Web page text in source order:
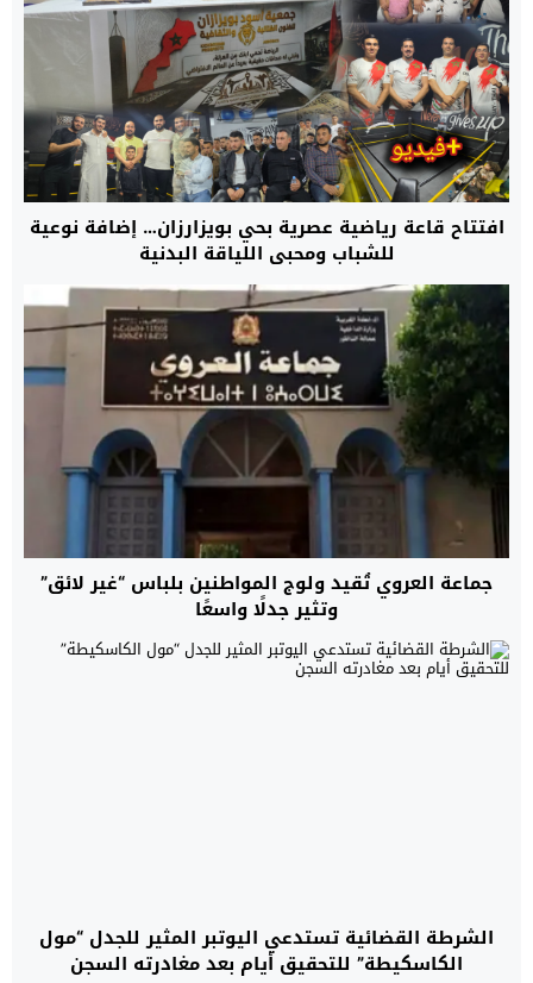
افتتاح قاعة رياضية عصرية بحي بويزارزان… إضافة نوعية
للشباب ومحبي اللياقة البدنية
جماعة العروي تُقيد ولوج المواطنين بلباس “غير لائق”
وتثير جدلًا واسعًا
الشرطة القضائية تستدعي اليوتبر المثير للجدل “مول
الكاسكيطة” للتحقيق أيام بعد مغادرته السجن